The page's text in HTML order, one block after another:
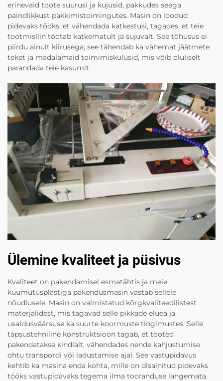
erinevaid toote suurusi ja kujusid, pakkudes seega
paindlikkust pakkimistoimingutes. Masin on loodud
pidevaks tööks, et vähendada katkestusi, tagades, et teie
tootmisliin töötab katkematult ja sujuvalt. See tõhusus ei
piirdu ainult kiirusega; see tähendab ka vähemat jäätmete
teket ja madalamaid toimimiskulusid, mis võib oluliselt
parandada teie kasumit.
Ülemine kvaliteet ja püsivus
Kvaliteet on pakendamisel esmatähtis ja meie
kuumutusplastiga pakendusmasin vastab sellele
nõudlusele. Masin on valmistatud kõrgkvaliteedilistest
materjalidest, mis tagavad selle pikkade eluea ja
usaldusväärsuse ka suurte koormuste tingimustes. Selle
täpsustehniline konstruktsioon tagab, et tooted
pakendatakse kindlalt, vähendades nende kahjustumise
ohtu transpordi või ladustamise ajal. See vastupidavus
kehtib ka masina enda kohta, mille on disainitud pidevaks
tööks vastupidavaks tegema ilma tooranduse langemata.